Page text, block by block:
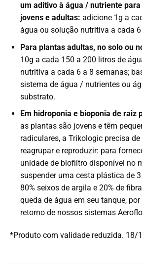
um aditivo à água / nutriente
jovens e adultas: adicione 1g a
água ou solução nutritiva a cada
Para plantas adultas, no solo ou
10g a cada 150 a 200 litros de
nutritiva a cada 6 a 8 semanas;
sistema de água / nutrientes ou
substrato.
Em hidroponia e bioponia de raiz
as plantas são jovens e têm
radiculares, a Trikologic precisa
reagrupar e reproduzir: para
unidade de biofiltro disponível no
suspender uma cesta plástica de
80% seixos de argila e 20% de
queda de água em seu tanque,
retorno de nossos sistemas
*Produto com validade reduzida. 18/